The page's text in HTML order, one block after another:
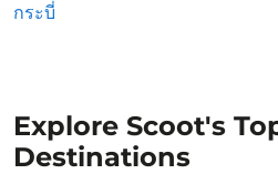
กระบี่
Explore Scoot's
Destinations